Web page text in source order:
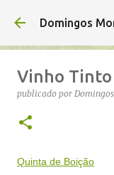
Domingos
Vinho Tinto
publicado por
Quinta de Boição